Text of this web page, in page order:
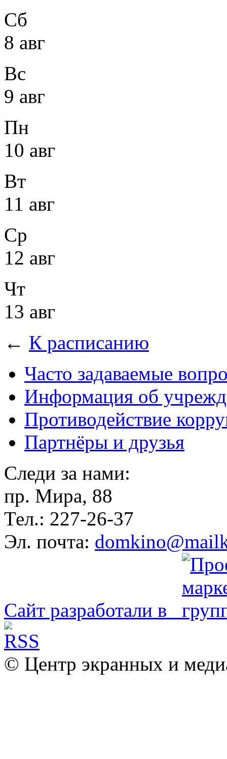
Сб
8 авг
Вс
9 авг
Пн
10 авг
Вт
11 авг
Ср
12 авг
Чт
13 авг
← К расписанию
Часто задаваемые
Информация об
Противодействие
Партнёры и друзья
Следи за нами:
пр. Мира, 88
Тел.: 227-26-37
Эл. почта:
Сайт разработали в
© Центр экранных и